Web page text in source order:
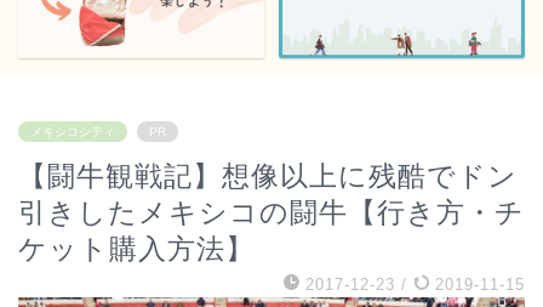
メキシコシティ PR
【闘牛観戦記】想像以上に残酷でドン
引きしたメキシコの闘牛【行き方・チ
ケット購入方法】
2017-12-23 / 2019-11-15